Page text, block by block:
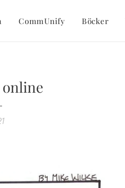
CommUnify Böcker
online